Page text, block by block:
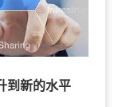
到新的水平